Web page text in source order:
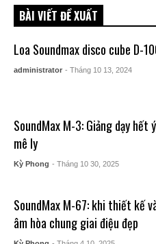
BÀI VIẾT ĐỀ XUẤT
Loa Soundmax disco cube D-
administrator - Tháng 10 13, 2024
SoundMax M-3: Giảng dạy hết
mê ly
Kỳ Phong - Tháng 10 30, 2025
SoundMax M-67: khi thiết kế
âm hòa chung giai điệu đẹp